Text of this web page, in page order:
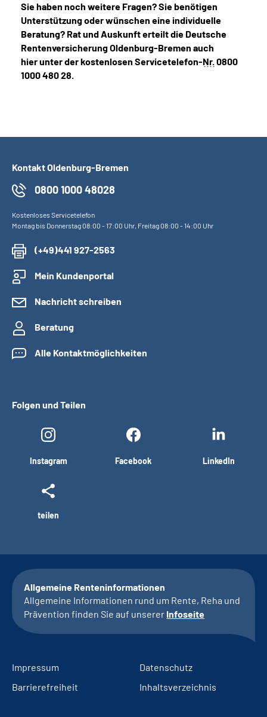
Sie haben noch weitere Fragen? Sie benötigen
Unterstützung oder wünschen eine individuelle
Beratung? Rat und Auskunft erteilt die Deutsche
Rentenversicherung Oldenburg-Bremen auch
hier unter der kostenlosen Servicetelefon-Nr.0800
1000 480 28.
Kontakt Oldenburg-Bremen
0800 1000 48028
Kostenloses Servicetelefon
Montag bis Donnerstag 08:00 - 17:00 Uhr, Freitag 08:00 - 14:00 Uhr
(+49)441 927-2563
Mein Kundenportal
Nachricht schreiben
Beratung
Alle Kontaktmöglichkeiten
Folgen und Teilen
Instagram Facebook LinkedIn
teilen
Allgemeine Renteninformationen
Allgemeine Informationen rund um Rente, Reha und
Prävention finden Sie auf unserer Infoseite
Impressum
Datenschutz
Barrierefreiheit
Inhaltsverzeichnis